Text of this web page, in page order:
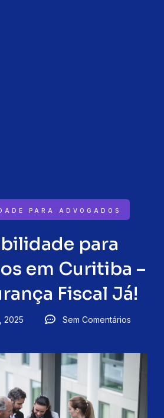
PARA ADVOGADOS
para
em Curitiba –
Fiscal Já!
2025 Sem Comentários